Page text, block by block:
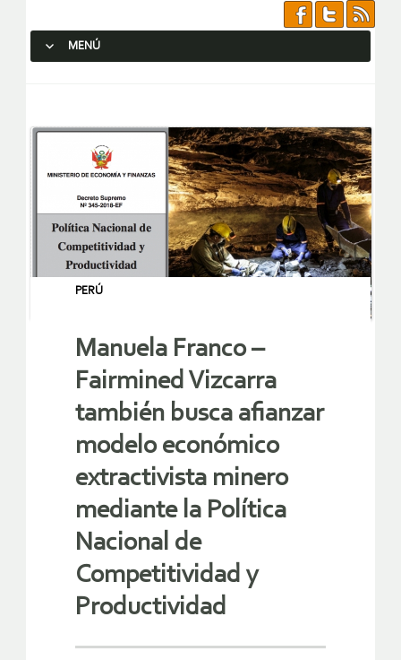
MENÚ
PERÚ
Manuela Franco –
Fairmined Vizcarra
también busca afianzar
modelo económico
extractivista minero
mediante la Política
Nacional de
Competitividad y
Productividad